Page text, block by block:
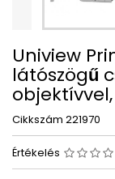
Uniview
látószögű
Cikkszám 221970
Értékelés